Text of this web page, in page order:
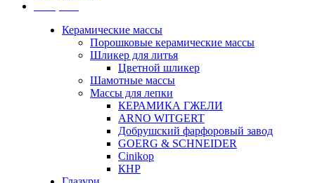
Керамические массы
Порошковые керамические массы
Шликер для литья
Цветной шликер
Шамотные массы
Массы для лепки
КЕРАМИКА ГЖЕЛИ
ARNO WITGERT
Добрушский фарфоровый завод
GOERG & SCHNEIDER
Cinikop
КНР